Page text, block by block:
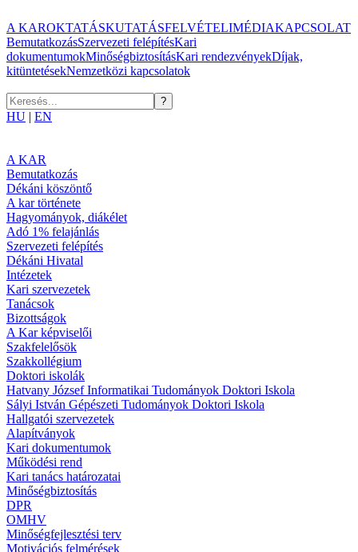
A KAROKTATÁSKUTATÁSFELVÉTELIMÉDIAKAPCSOLAT
BemutatkozásSzervezeti felépítésKari
dokumentumokMinőségbiztosításKari rendezvényekDíjak,
kitüntetésekNemzetközi kapcsolatok
HU | EN
A KAR
Bemutatkozás
Dékáni köszöntő
A kar története
Hagyományok, diákélet
Adó 1% felajánlás
Szervezeti felépítés
Dékáni Hivatal
Intézetek
Kari szervezetek
Tanácsok
Bizottságok
A Kar képviselői
Szakfelelősök
Szakkollégium
Doktori iskolák
Hatvany József Informatikai Tudományok Doktori Iskola
Sályi István Gépészeti Tudományok Doktori Iskola
Hallgatói szervezetek
Alapítványok
Kari dokumentumok
Működési rend
Kari tanács határozatai
Minőségbiztosítás
DPR
OMHV
Minőségfejlesztési terv
Motivációs felmérések